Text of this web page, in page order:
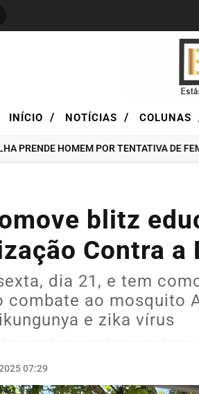
INÍCIO / NOTÍCIAS / COLUNAS
HOMEM POR TENTATIVA DE
blitz
Contra a
dia 21, e tem
combate ao mosquito
e zika vírus
07:29